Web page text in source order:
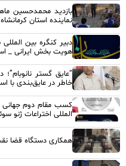
بازدید محمدحسین
نماینده استان
دبیر کنگره بین
هویت بخش ایرانی _
“عایق گستر
خاطر در عایق‌بندی با
کسب مقام دوم جهانی
المللی اختراعات ژنو
همکاری دستگاه قضا